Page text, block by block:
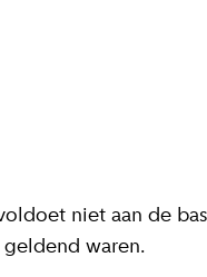
niet aan de
waren.